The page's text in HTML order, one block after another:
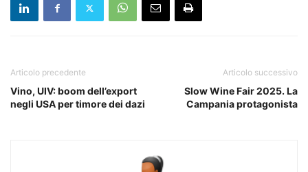
Articolo precedente
Vino, UIV: boom dell’export
negli USA per timore dei dazi
Articolo successivo
Slow Wine Fair 2025. La
Campania protagonista